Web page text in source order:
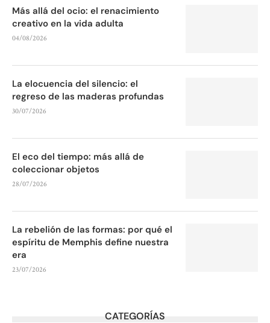
Más allá del ocio: el renacimiento
creativo en la vida adulta
04/08/2026
La elocuencia del silencio: el
regreso de las maderas profundas
30/07/2026
El eco del tiempo: más allá de
coleccionar objetos
28/07/2026
La rebelión de las formas: por qué el
espíritu de Memphis define nuestra
era
23/07/2026
CATEGORÍAS